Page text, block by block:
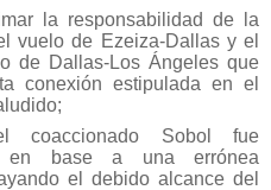
la responsabilidad de la
vuelo de Ezeiza-Dallas y el
de Dallas-Los Ángeles que
conexión estipulada en el
coaccionado Sobol fue
en base a una errónea
el debido alcance del